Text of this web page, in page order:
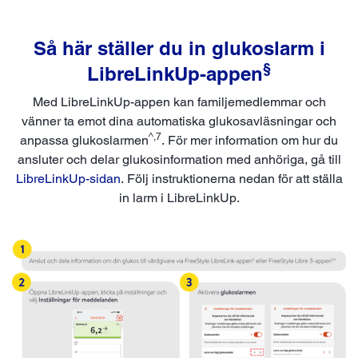
Så här ställer du in glukoslarm i
LibreLinkUp-appen§
Med LibreLinkUp-appen kan familjemedlemmar och
vänner ta emot dina automatiska glukosavläsningar och
anpassa glukoslarmen^,7. För mer information om hur du
ansluter och delar glukosinformation med anhöriga, gå till
LibreLinkUp-sidan. Följ instruktionerna nedan för att ställa
in larm i LibreLinkUp.